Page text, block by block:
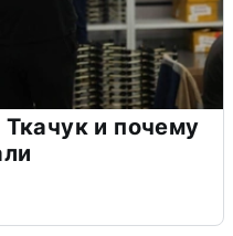
и почему